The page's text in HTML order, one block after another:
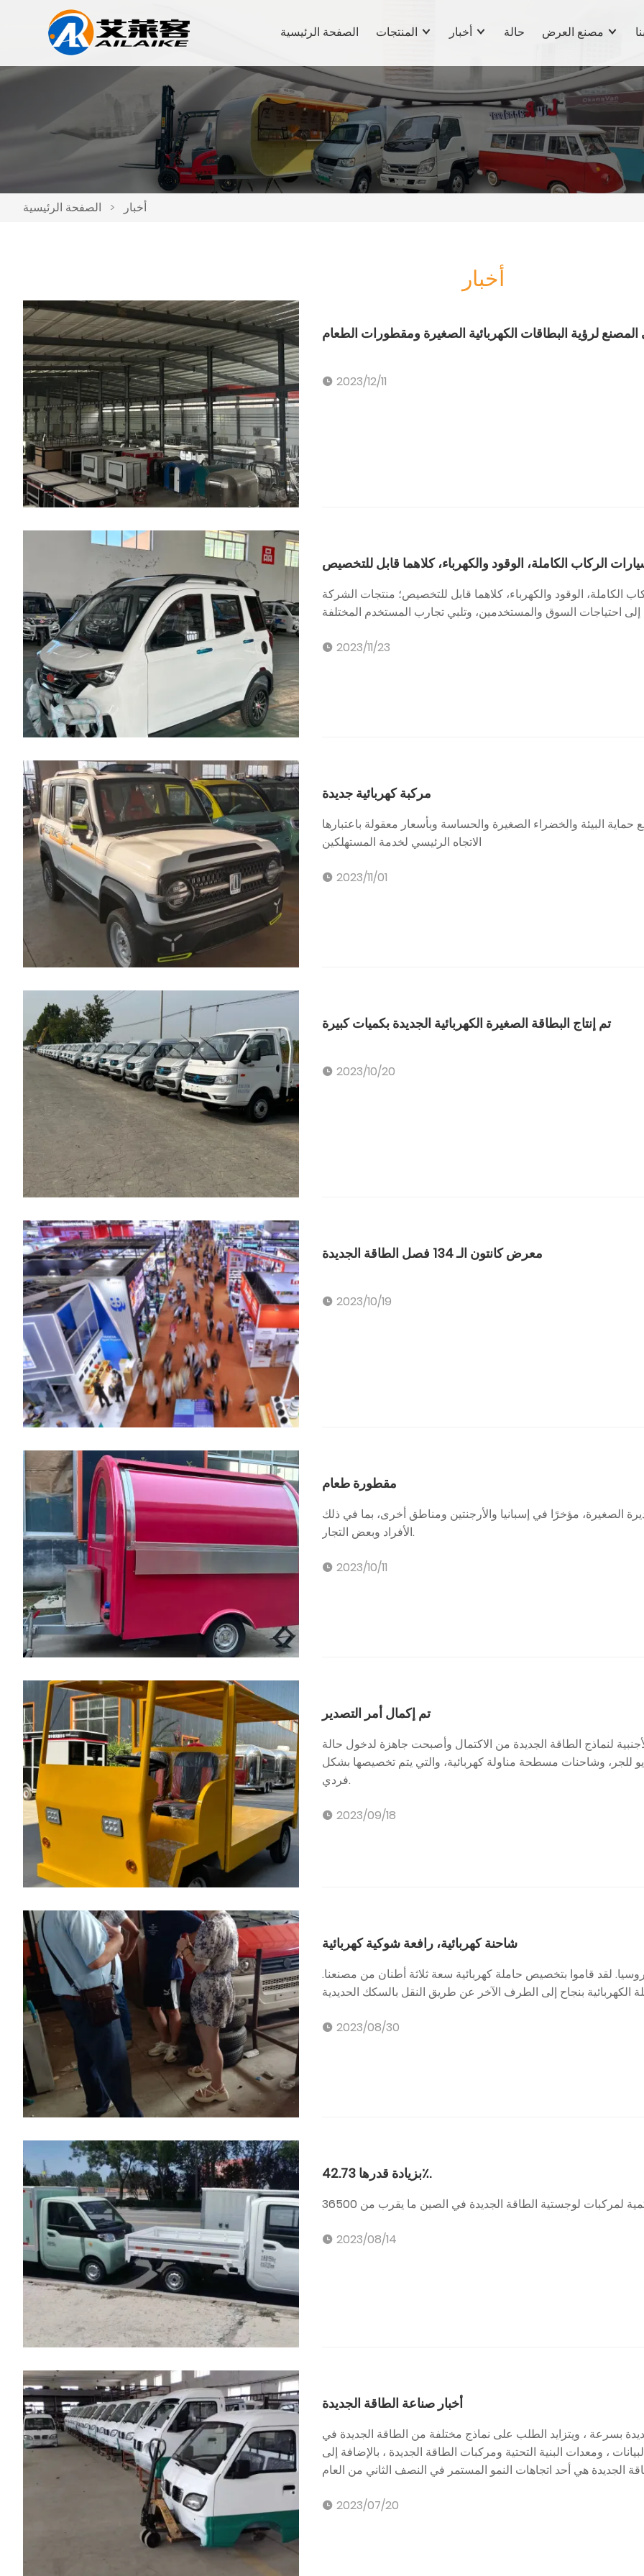
الصفحة الرئيسية المنتجات أخبار حالة مصنع العرض
الصفحة الرئيسية > أخبار
أخبار
المصنع لرؤية البطاقات الكهربائية الصغيرة ومقطورات الطعام
2023/12/11
الركاب الكاملة، الوقود والكهرباء، كلاهما قابل للتخصيص
الكاملة، الوقود والكهرباء، كلاهما قابل للتخصيص؛ منتجات الشركة
2023/11/23
مركبة كهربائية جديدة
حماية البيئة والخضراء الصغيرة والحساسة وبأسعار معقولة باعتبارها
الاتجاه الرئيسي لخدمة المستهلكين
2023/11/01
تم إنتاج البطاقة الصغيرة الكهربائية الجديدة بكميات كبيرة
2023/10/20
معرض كانتون الـ 134 فصل الطاقة الجديدة
2023/10/19
مقطورة طعام
الصغيرة، مؤخرًا في إسبانيا والأرجنتين ومناطق أخرى، بما في ذلك
الأفراد وبعض التجار.
2023/10/11
تم إكمال أمر التصدير
لنماذج الطاقة الجديدة من الاكتمال وأصبحت جاهزة لدخول حالة
وشاحنات مسطحة مناولة كهربائية، والتي يتم تخصيصها بشكل
فردي.
2023/09/18
شاحنة كهربائية، رافعة شوكية كهربائية
في روسيا. لقد قاموا بتخصيص حاملة كهربائية سعة ثلاثة أطنان من مصنعنا.
2023/08/30
بزيادة قدرها 42.73٪.
2023/08/14
أخبار صناعة الطاقة الجديدة
بسرعة ، ويتزايد الطلب على نماذج مختلفة من الطاقة الجديدة في
، ومعدات البنية التحتية ومركبات الطاقة الجديدة ، بالإضافة إلى
2023/07/20